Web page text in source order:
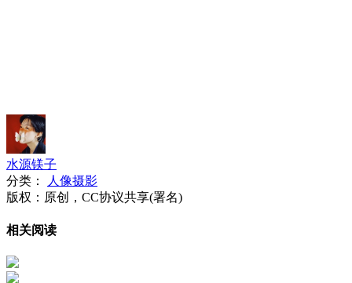
水源镁子
分类：
人像摄影
版权：原创，CC协议共享(署名)
相关阅读